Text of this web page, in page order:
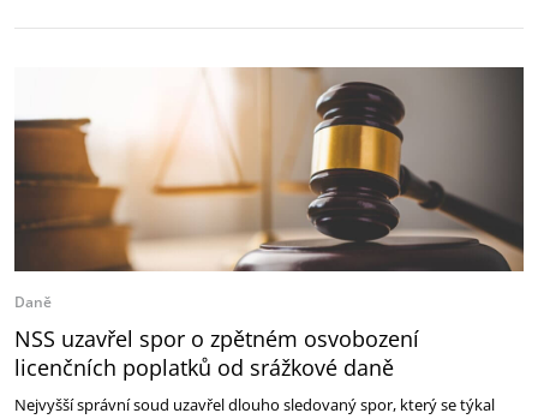
Daně
NSS uzavřel spor o zpětném osvobození
licenčních poplatků od srážkové daně
Nejvyšší správní soud uzavřel dlouho sledovaný spor, který se týkal